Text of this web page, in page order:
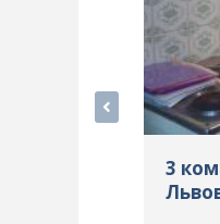
3